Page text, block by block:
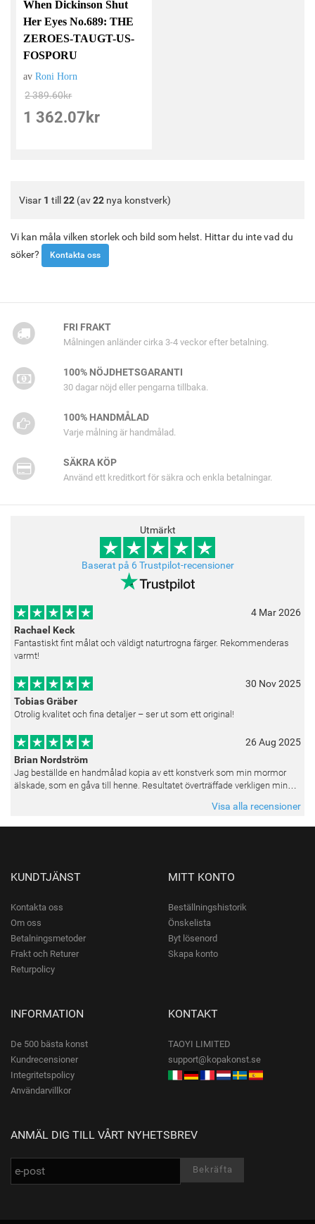
When Dickinson Shut
Her Eyes No.689: THE
ZEROES-TAUGT-US-
FOSPORU
avRoni Horn
2 389.60kr
1 362.07 kr
Visar 1 till 22 (av22 nya konstverk)
Vi kan måla vilken storlek och bild som helst. Hittar du inte vad du
söker?
Kontakta oss
FRI FRAKT
Målningen anländer cirka 3-4 veckor efter betalning.
100% NÖJDHETSGARANTI
30 dagar nöjd eller pengarna tillbaka.
100% HANDMÅLAD
Varje målning är handmålad.
SÄKRA KÖP
Använd ett kreditkort för säkra och enkla betalningar.
Utmärkt
Baserat på 6 Trustpilot-recensioner
4 Mar 2026
Rachael Keck
Fantastiskt fint målat och väldigt naturtrogna färger. Rekommenderas
varmt!
30 Nov 2025
Tobias Gräber
Otrolig kvalitet och fina detaljer – ser ut som ett original!
26 Aug 2025
Brian Nordström
Jag beställde en handmålad kopia av ett konstverk som min mormor
älskade, som en gåva till henne. Resultatet överträffade verkligen mina
Visa alla recensioner
KUNDTJÄNST
Kontakta oss
Om oss
Betalningsmetoder
Frakt och Returer
Returpolicy
MITT KONTO
Beställningshistorik
Önskelista
Byt lösenord
Skapa konto
INFORMATION
De 500 bästa konst
Kundrecensioner
Integritetspolicy
Användarvillkor
KONTAKT
TAOYI LIMITED
support@kopakonst.se
ANMÄL DIG TILL VÅRT NYHETSBREV